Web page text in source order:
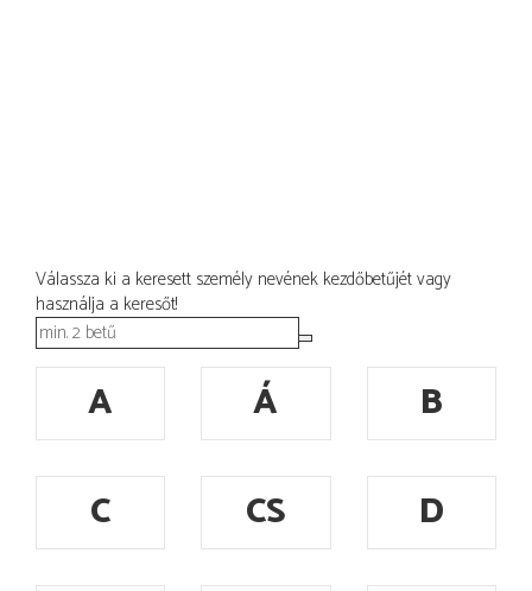
Válassza ki a keresett személy nevének kezdőbetűjét vagy
használja a keresőt!
A Á
B
C
CS
D